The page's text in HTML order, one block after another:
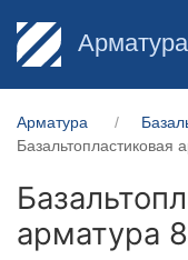
Арматура
Арматура
Базальтопластиковая
арматура